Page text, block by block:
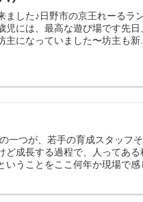
した♪日野市の京王れーるラ
児には、最高な遊び場です先
主になっていました〜坊主も新
一つが、若手の育成スタッフ
ど成長する過程で、人ってあ
いうことをここ何年か現場で感